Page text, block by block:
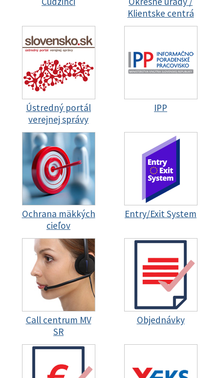
Klientske centrá
Ústredný portál
verejnej správy
IPP
Ochrana mäkkých
cieľov
Entry/Exit System
Call centrum MV
SR
Objednávky